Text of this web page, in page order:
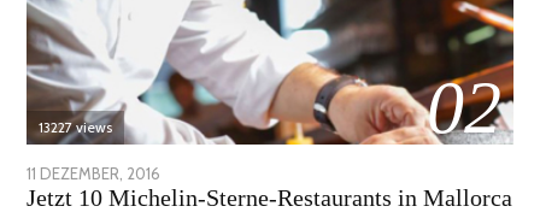
02
13227 views
POSTED
ON
11 DEZEMBER, 2016
JUNI,
Jetzt 10 Michelin-Sterne-Restaurants in Mallorca